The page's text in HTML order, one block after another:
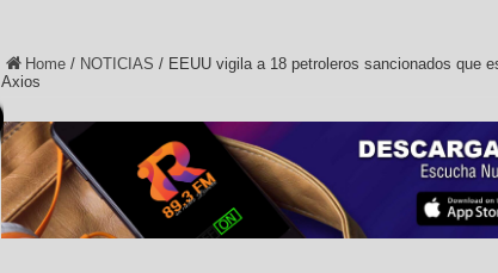
Home / NOTICIAS / EEUU vigila a 18 petroleros sancionados que
Axios